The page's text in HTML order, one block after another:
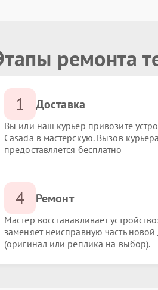
ремонта
1 Доставка
Вы или наш курьер привозите
Casada в мастерскую. Вызов курьера
предоставляется бесплатно
4 Ремонт
Мастер восстанавливает
заменяет неисправную часть новой
(оригинал или реплика на выбор).